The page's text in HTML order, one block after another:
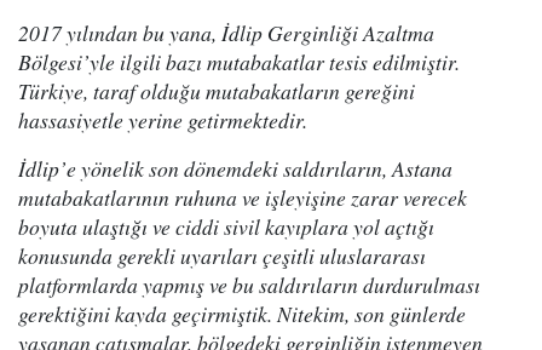
2017 yılından bu yana, İdlip Gerginliği Azaltma
Bölgesi’yle ilgili bazı mutabakatlar tesis edilmiştir.
Türkiye, taraf olduğu mutabakatların gereğini
hassasiyetle yerine getirmektedir.
İdlip’e yönelik son dönemdeki saldırıların, Astana
mutabakatlarının ruhuna ve işleyişine zarar verecek
boyuta ulaştığı ve ciddi sivil kayıplara yol açtığı
konusunda gerekli uyarıları çeşitli uluslararası
platformlarda yapmış ve bu saldırıların durdurulması
gerektiğini kayda geçirmiştik. Nitekim, son günlerde
yaşanan çatışmalar, bölgedeki gerginliğin istenmeyen